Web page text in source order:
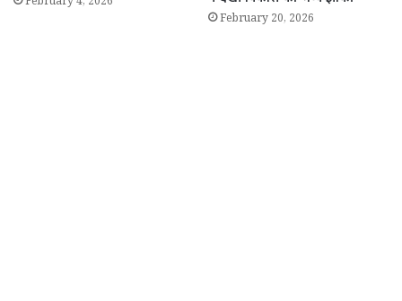
February 20, 2026